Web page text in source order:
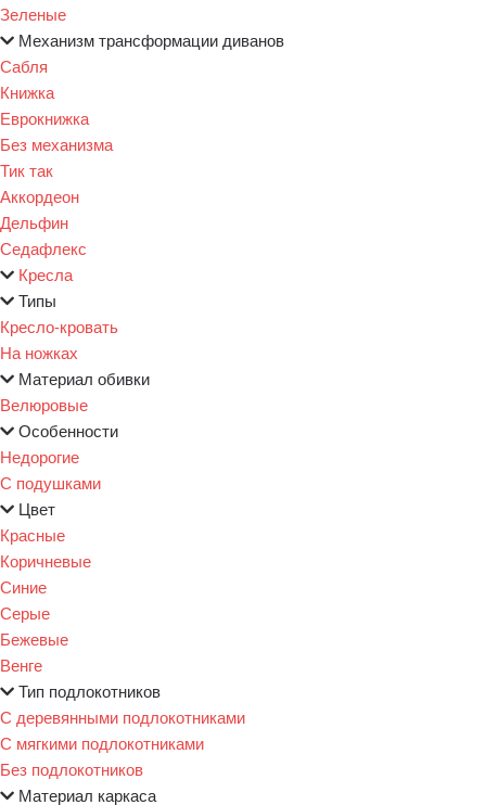
Зеленые
Механизм трансформации диванов
Сабля
Книжка
Еврокнижка
Без механизма
Тик так
Аккордеон
Дельфин
Седафлекс
Кресла
Типы
Кресло-кровать
На ножках
Материал обивки
Велюровые
Особенности
Недорогие
С подушками
Цвет
Красные
Коричневые
Синие
Серые
Бежевые
Венге
Тип подлокотников
С деревянными подлокотниками
С мягкими подлокотниками
Без подлокотников
Материал каркаса